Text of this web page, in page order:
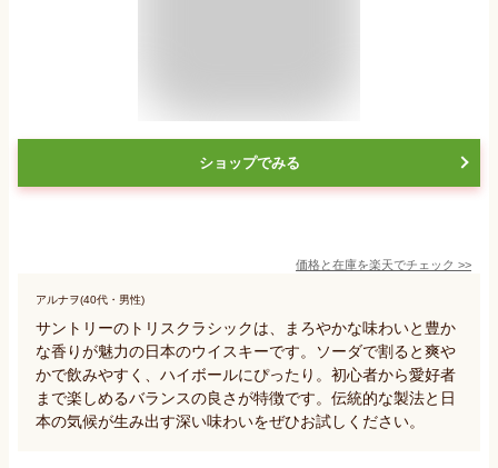
ショップでみる
価格と在庫を楽天でチェック >>
アルナヲ(40代・男性)
サントリーのトリスクラシックは、まろやかな味わいと豊か
な香りが魅力の日本のウイスキーです。ソーダで割ると爽や
かで飲みやすく、ハイボールにぴったり。初心者から愛好者
まで楽しめるバランスの良さが特徴です。伝統的な製法と日
本の気候が生み出す深い味わいをぜひお試しください。